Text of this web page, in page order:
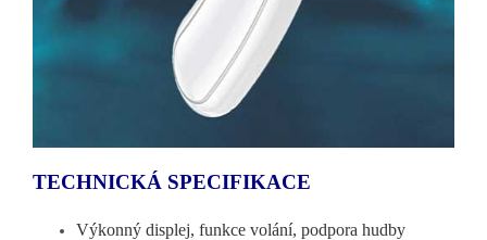
TECHNICKÁ SPECIFIKACE
Výkonný displej, funkce volání, podpora hudby